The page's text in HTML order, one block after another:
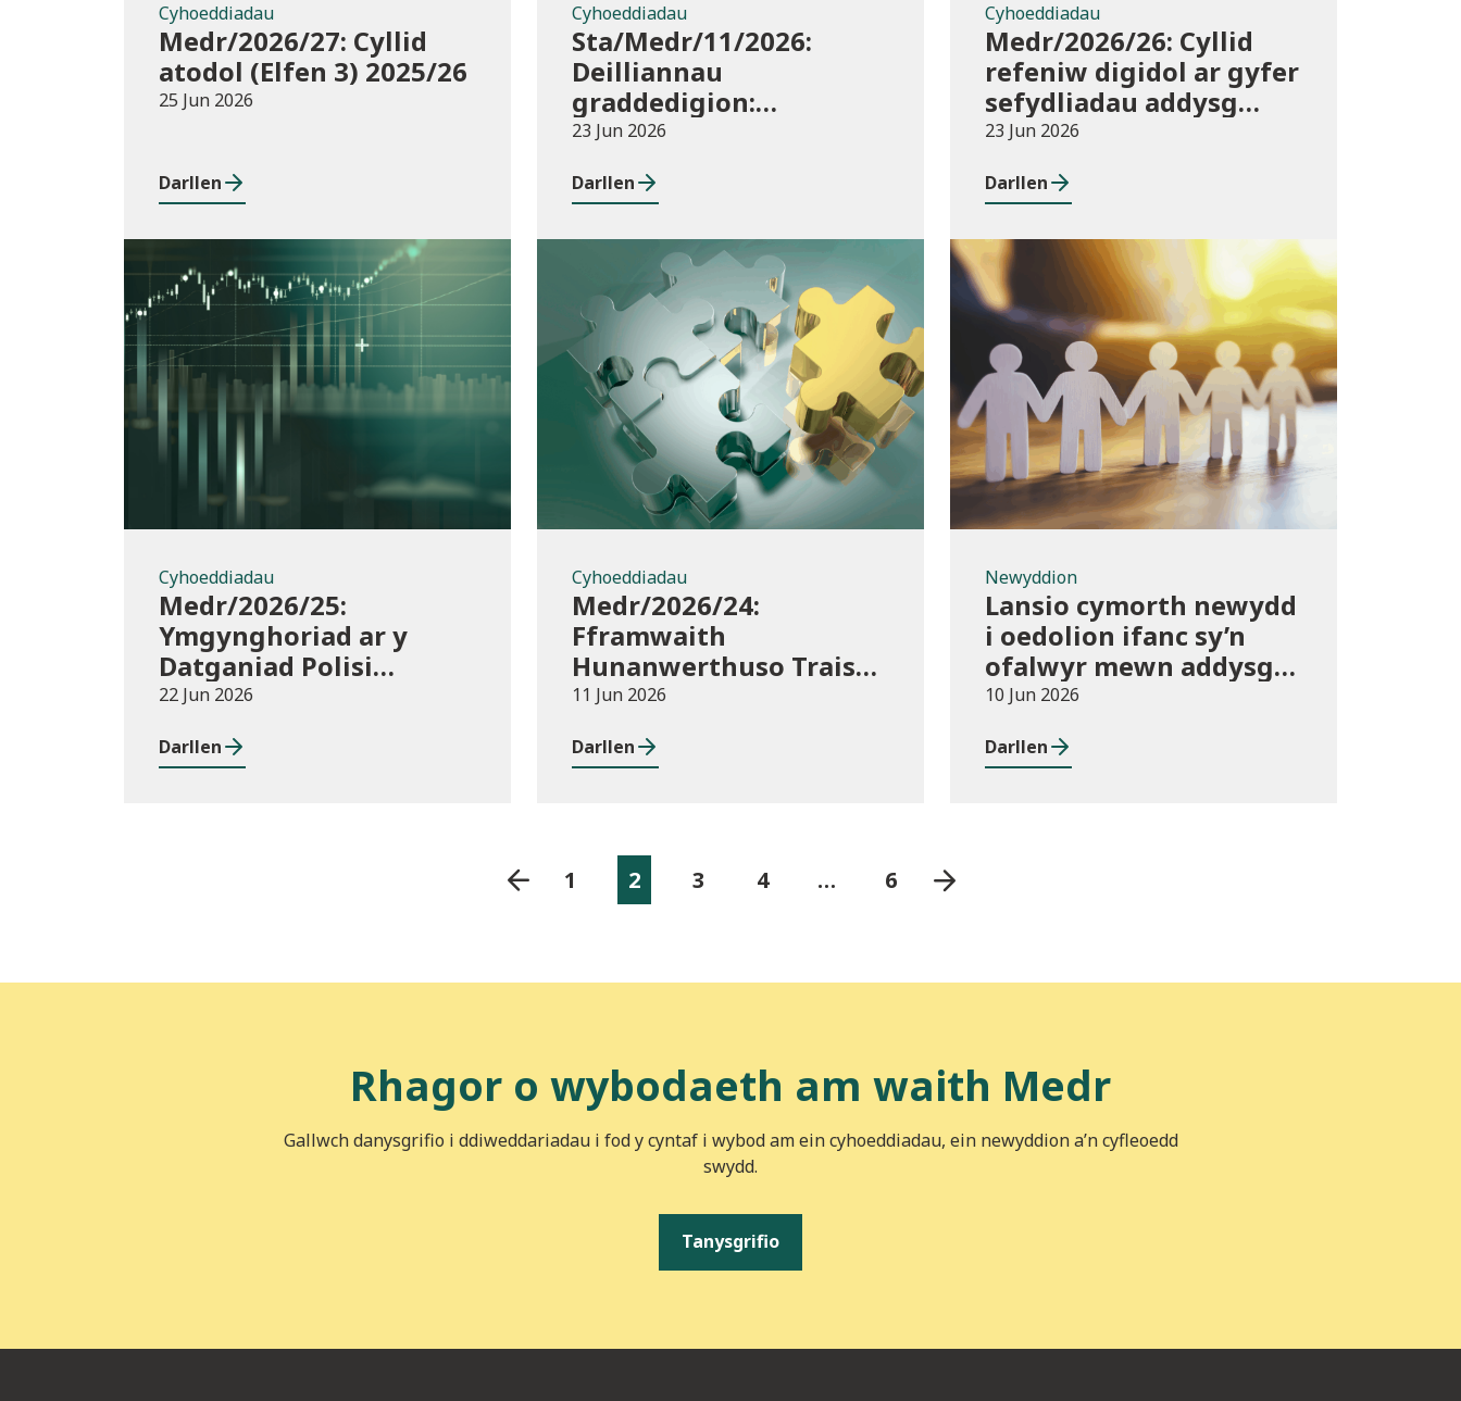
Cyhoeddiadau
Medr/2026/27: Cyllid
atodol (Elfen 3) 2025/26
25 Jun 2026
Darllen
Cyhoeddiadau
Sta/Medr/11/2026:
Deilliannau
graddedigion:
darparwyr addysg uwch
23 Jun 2026
Darllen
Cyhoeddiadau
Medr/2026/26: Cyllid
refeniw digidol ar gyfer
sefydliadau addysg
bellach ac uwch yn
23 Jun 2026
Darllen
Cyhoeddiadau
Cyhoeddiadau
Medr/2026/25:
Ymgynghoriad ar y
Datganiad Polisi
Buddsoddi
22 Jun 2026
Darllen
Cyhoeddiadau
Cyhoeddiadau
Medr/2026/24:
Fframwaith
Hunanwerthuso Trais
yn erbyn Menywod,
Thrais Rhywiol
darparwyr addysg uwch
yng Nghymru
11 Jun 2026
Darllen
Newyddion
Newyddion
Lansio cymorth newydd
i oedolion ifanc sy’n
ofalwyr mewn addysg
bellach
10 Jun 2026
Darllen
1 2 3 4 … 6
Rhagor o wybodaeth am waith Medr
Gallwch danysgrifio i ddiweddariadau i fod y cyntaf i wybod am ein cyhoeddiadau, ein newyddion a’n cyfleoedd
swydd.
Tanysgrifio